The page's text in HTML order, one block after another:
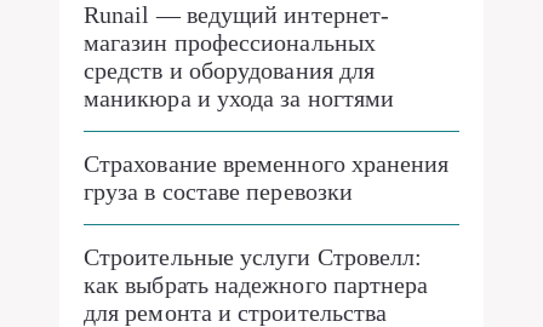
Runail — ведущий интернет-
магазин профессиональных
средств и оборудования для
маникюра и ухода за ногтями
Страхование временного хранения
груза в составе перевозки
Строительные услуги Стровелл:
как выбрать надежного партнера
для ремонта и строительства